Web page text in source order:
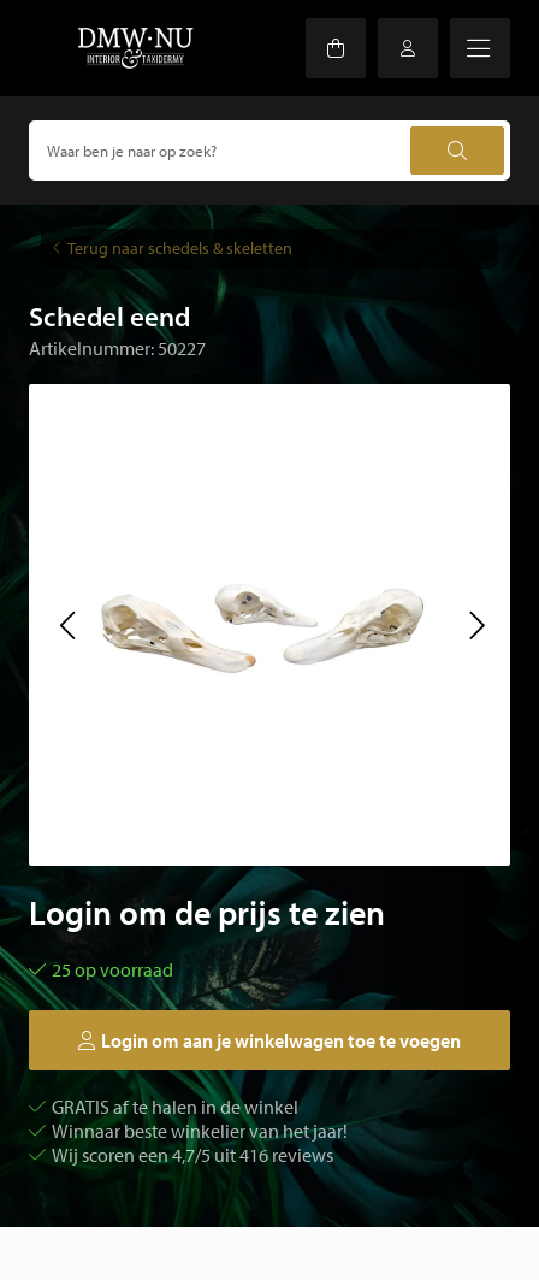
Terug naar schedels & skeletten
Schedel eend
Artikelnummer: 50227
Login om de prijs te zien
25 op voorraad
Login om aan je winkelwagen toe te voegen
GRATIS af te halen in de winkel
Winnaar beste winkelier van het jaar!
Wij scoren een 4,7/5 uit 416 reviews